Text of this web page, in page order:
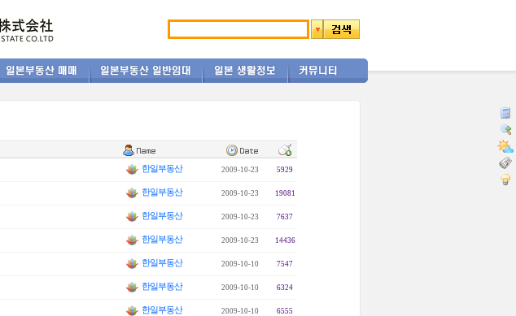
한일부동산 2009-10-23 5929
한일부동산 2009-10-23 19081
한일부동산 2009-10-23 7637
한일부동산 2009-10-23 14436
한일부동산 2009-10-10 7547
한일부동산 2009-10-10 6324
한일부동산 2009-10-10 6555